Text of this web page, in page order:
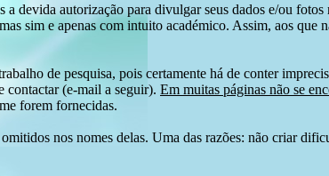
autorização para divulgar seus dados e/ou fotos
sim e apenas com intuito académico. Assim, aos que
de pesquisa, pois certamente há de conter
contactar (e-mail a seguir). Em muitas páginas não se
forem fornecidas.
nos nomes delas. Uma das razões: não criar